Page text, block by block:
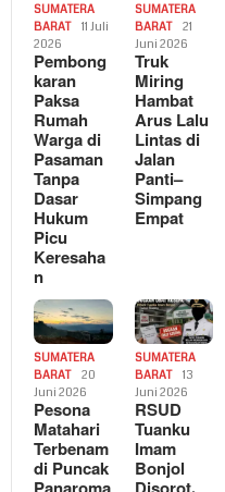
SUMATERA
BARAT
11 Juli
2026
Pembong
karan
Paksa
Rumah
Warga di
Pasaman
Tanpa
Dasar
Hukum
Picu
Keresaha
n
SUMATERA
BARAT
21
Juni 2026
Truk
Miring
Hambat
Arus Lalu
Lintas di
Jalan
Panti–
Simpang
Empat
SUMATERA
BARAT
20
Juni 2026
Pesona
Matahari
Terbenam
di Puncak
SUMATERA
BARAT
13
Juni 2026
RSUD
Tuanku
Imam
Bonjol